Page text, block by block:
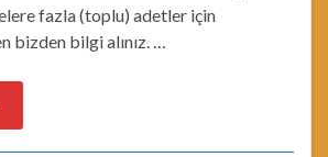
fazla (toplu) adetler için
bilgi alınız. …